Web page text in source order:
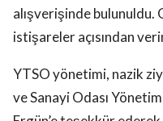
alışverişinde bulunuldu.
istişareler açısından
YTSO yönetimi, nazik
ve Sanayi Odası